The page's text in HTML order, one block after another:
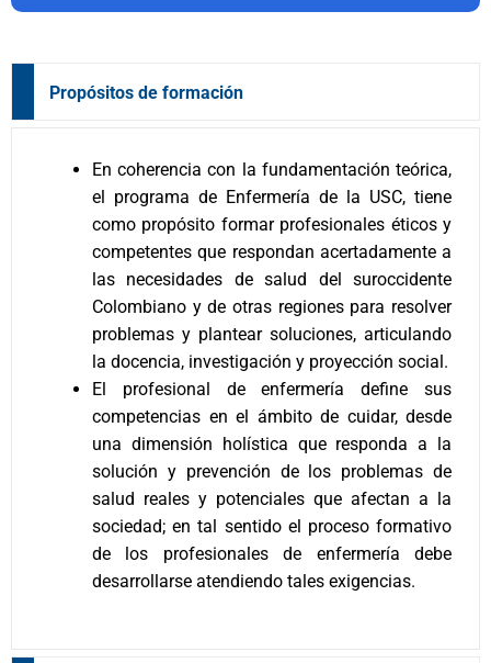
Propósitos de formación
En coherencia con la fundamentación teórica,
el programa de Enfermería de la USC, tiene
como propósito formar profesionales éticos y
competentes que respondan acertadamente a
las necesidades de salud del suroccidente
Colombiano y de otras regiones para resolver
problemas y plantear soluciones, articulando
la docencia, investigación y proyección social.
El profesional de enfermería define sus
competencias en el ámbito de cuidar, desde
una dimensión holística que responda a la
solución y prevención de los problemas de
salud reales y potenciales que afectan a la
sociedad; en tal sentido el proceso formativo
de los profesionales de enfermería debe
desarrollarse atendiendo tales exigencias.